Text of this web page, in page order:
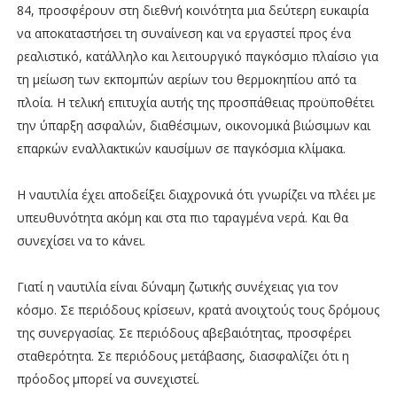
84, προσφέρουν στη διεθνή κοινότητα μια δεύτερη ευκαιρία
να αποκαταστήσει τη συναίνεση και να εργαστεί προς ένα
ρεαλιστικό, κατάλληλο και λειτουργικό παγκόσμιο πλαίσιο για
τη μείωση των εκπομπών αερίων του θερμοκηπίου από τα
πλοία. Η τελική επιτυχία αυτής της προσπάθειας προϋποθέτει
την ύπαρξη ασφαλών, διαθέσιμων, οικονομικά βιώσιμων και
επαρκών εναλλακτικών καυσίμων σε παγκόσμια κλίμακα.
Η ναυτιλία έχει αποδείξει διαχρονικά ότι γνωρίζει να πλέει με
υπευθυνότητα ακόμη και στα πιο ταραγμένα νερά. Και θα
συνεχίσει να το κάνει.
Γιατί η ναυτιλία είναι δύναμη ζωτικής συνέχειας για τον
κόσμο. Σε περιόδους κρίσεων, κρατά ανοιχτούς τους δρόμους
της συνεργασίας. Σε περιόδους αβεβαιότητας, προσφέρει
σταθερότητα. Σε περιόδους μετάβασης, διασφαλίζει ότι η
πρόοδος μπορεί να συνεχιστεί.